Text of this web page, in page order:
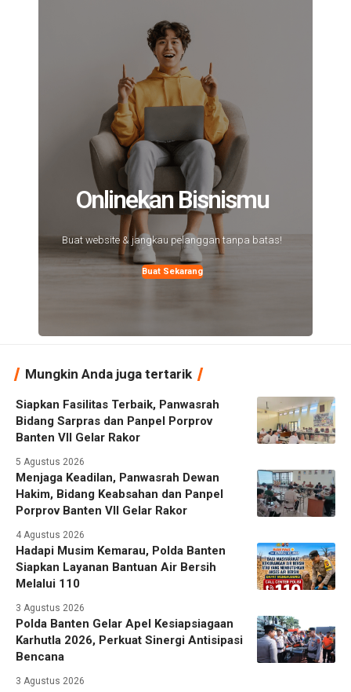
Onlinekan Bisnismu
Buat website & jangkau pelanggan tanpa batas!
Buat Sekarang
Mungkin Anda juga tertarik
Siapkan Fasilitas Terbaik, Panwasrah
Bidang Sarpras dan Panpel Porprov
Banten VII Gelar Rakor
5 Agustus 2026
Menjaga Keadilan, Panwasrah Dewan
Hakim, Bidang Keabsahan dan Panpel
Porprov Banten VII Gelar Rakor
4 Agustus 2026
Hadapi Musim Kemarau, Polda Banten
Siapkan Layanan Bantuan Air Bersih
Melalui 110
3 Agustus 2026
Polda Banten Gelar Apel Kesiapsiagaan
Karhutla 2026, Perkuat Sinergi Antisipasi
Bencana
3 Agustus 2026